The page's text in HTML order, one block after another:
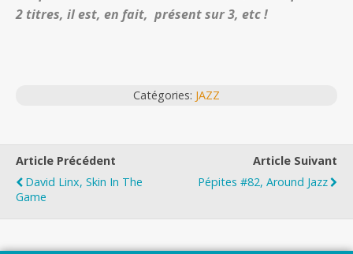
2 titres, il est, en fait, présent sur 3, etc !
Catégories: JAZZ
Article Précédent
David Linx, Skin In The
Game
Article Suivant
Pépites #82, Around Jazz